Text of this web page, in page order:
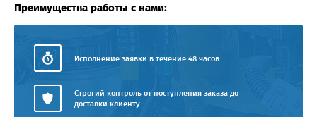
Преимущества работы с нами:
Исполнение заявки в течение 48 часов
Строгий контроль от поступления заказа до
доставки клиенту